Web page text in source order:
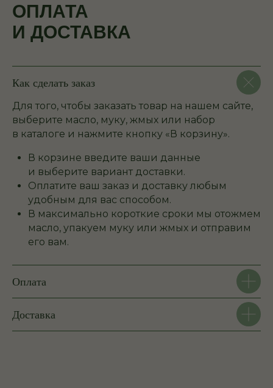
ОПЛАТА
И ДОСТАВКА
Как сделать заказ
Для того, чтобы заказать товар на нашем сайте,
выберите масло, муку, жмых или набор
в каталоге и нажмите кнопку «В корзину».
В корзине введите ваши данные
и выберите вариант доставки.
Оплатите ваш заказ и доставку любым
удобным для вас способом.
В максимально короткие сроки мы отожмем
масло, упакуем муку или жмых и отправим
его вам.
Оплата
Доставка